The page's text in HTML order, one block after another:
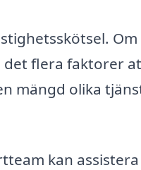
flera faktorer
mängd olika
kan